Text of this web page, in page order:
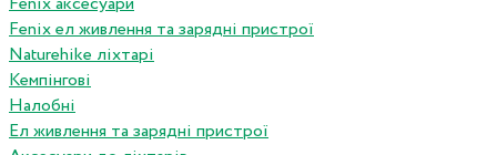
Fenix ел живлення та зарядні пристрої
Naturehike ліхтарі
Кемпінгові
Налобні
Ел живлення та зарядні пристрої